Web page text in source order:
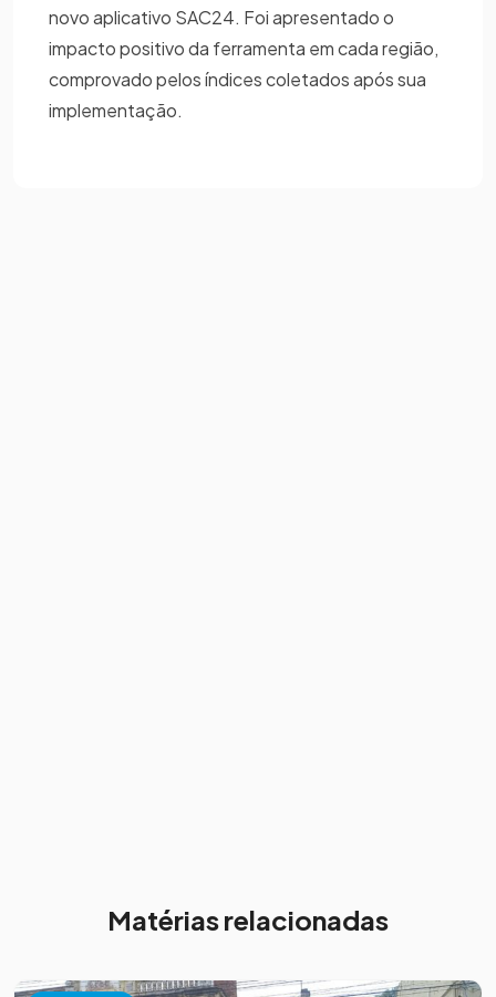
novo aplicativo SAC24. Foi apresentado o
impacto positivo da ferramenta em cada região,
comprovado pelos índices coletados após sua
implementação.
Matérias relacionadas